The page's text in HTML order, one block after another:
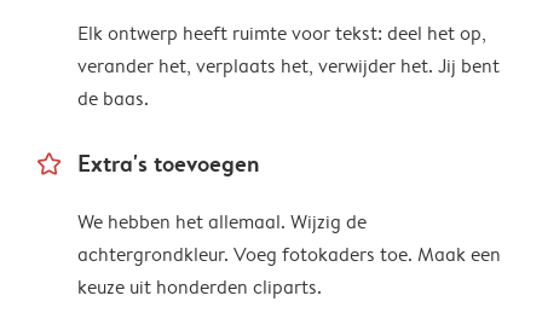
Elk ontwerp heeft ruimte voor tekst: deel het op,
verander het, verplaats het, verwijder het. Jij bent
de baas.
star_outline Extra's toevoegen
We hebben het allemaal. Wijzig de
achtergrondkleur. Voeg fotokaders toe. Maak een
keuze uit honderden cliparts.